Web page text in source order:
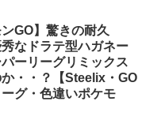
ンGO】驚きの耐久
なドラテ型ハガネー
ーリーグリミックス
・・？【Steelix・GO
グ・色違いポケモ